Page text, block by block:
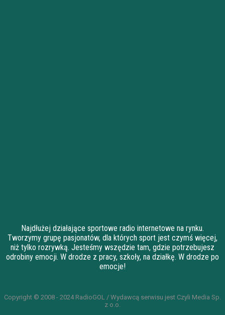
Najdłużej działające sportowe radio internetowe na rynku.
Tworzymy grupę pasjonatów, dla których sport jest czymś więcej,
niż tylko rozrywką. Jesteśmy wszędzie tam, gdzie potrzebujesz
odrobiny emocji. W drodze z pracy, szkoły, na działkę. W drodze po
emocje!
Copyright © 2008 - 2024 RadioGOL / Wydawcą serwisu jest Czyli Media Sp.
z o.o.